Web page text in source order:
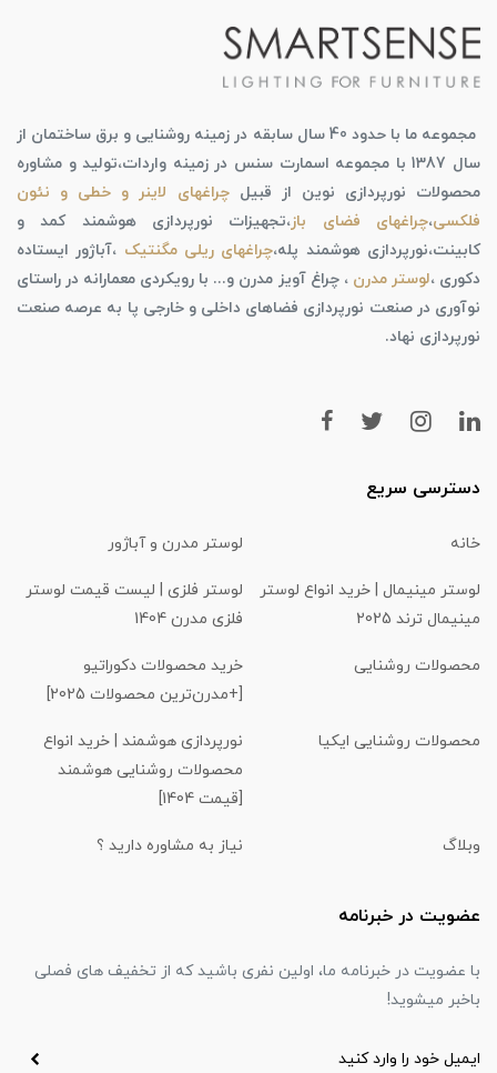
مجموعه ما با حدود 40 سال سابقه در زمینه روشنایی و برق ساختمان از
سال 1387 با مجموعه اسمارت سنس در زمینه واردات،تولید و مشاوره
محصولات نورپردازی نوین از قبیلچراغهای لاینر و خطی و نئون
فلکسی،چراغهای فضای باز،تجهیزات نورپردازی هوشمند کمد و
کابینت،نورپردازی هوشمند پله،چراغهای ریلی مگنتیک ،آباژور ایستاده
دکوری ،لوستر مدرن ، چراغ آویز مدرن و... با رویکردی معمارانه در راستای
نوآوری در صنعت نورپردازی فضاهای داخلی و خارجی پا به عرصه صنعت
نورپردازی نهاد.
دسترسی سریع
خانه لوستر مدرن و آباژور
لوستر مینیمال | خرید انواع لوستر
مینیمال ترند 2025
لوستر فلزی | لیست قیمت لوستر
فلزی مدرن 1404
محصولات روشنایی
خرید محصولات دکوراتیو
[+مدرن‌ترین محصولات 2025]
محصولات روشنایی ایکیا
نورپردازی هوشمند | خرید انواع
محصولات روشنایی هوشمند
[قیمت 1404]
وبلاگ نیاز به مشاوره دارید ؟
عضویت در خبرنامه
با عضویت در خبرنامه ما، اولین نفری باشید که از تخفیف های فصلی
باخبر میشوید!